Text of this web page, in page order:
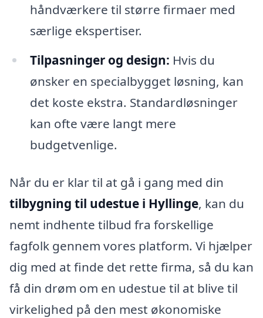
håndværkere til større firmaer med
særlige ekspertiser.
Tilpasninger og design: Hvis du
ønsker en specialbygget løsning, kan
det koste ekstra. Standardløsninger
kan ofte være langt mere
budgetvenlige.
Når du er klar til at gå i gang med din
tilbygning til udestue i Hyllinge, kan du
nemt indhente tilbud fra forskellige
fagfolk gennem vores platform. Vi hjælper
dig med at finde det rette firma, så du kan
få din drøm om en udestue til at blive til
virkelighed på den mest økonomiske